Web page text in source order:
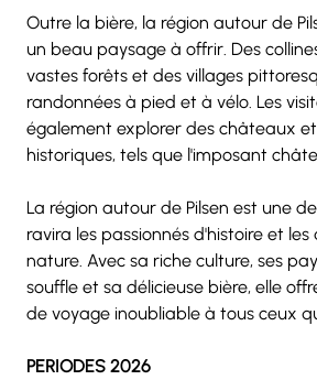
Outre la bière, la région autour de
un beau paysage à offrir. Des
vastes forêts et des villages
randonnées à pied et à vélo. Les
également explorer des châteaux et
historiques, tels que l'imposant
La région autour de Pilsen est une
ravira les passionnés d'histoire et
nature. Avec sa riche culture, ses
souffle et sa délicieuse bière, elle
de voyage inoubliable à tous ceux
PERIODES 2026